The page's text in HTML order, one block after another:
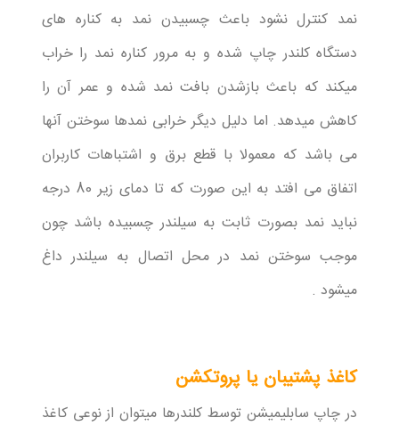
نمد کنترل نشود باعث چسبیدن نمد به کناره های
دستگاه کلندر چاپ شده و به مرور کناره نمد را خراب
میکند که باعث بازشدن بافت نمد شده و عمر آن را
کاهش میدهد. اما دلیل دیگر خرابی نمدها سوختن آنها
می باشد که معمولا با قطع برق و اشتباهات کاربران
اتفاق می افتد به این صورت که تا دمای زیر 80 درجه
نباید نمد بصورت ثابت به سیلندر چسبیده باشد چون
موجب سوختن نمد در محل اتصال به سیلندر داغ
میشود .
کاغذ پشتیبان یا پروتکشن
در چاپ سابلیمیشن توسط کلندرها میتوان از نوعی کاغذ